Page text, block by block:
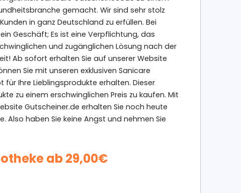
gemacht. Wir sind sehr stolz
in ganz Deutschland zu erfüllen. Bei
Geschäft; Es ist eine Verpflichtung, das
und zugänglichen Lösung nach der
Ab sofort erhalten Sie auf unserer Website
Sie mit unseren exklusiven Sanicare
Ihre Lieblingsprodukte erhalten. Dieser
zu einem erschwinglichen Preis zu kaufen. Mit
Gutscheiner.de erhalten Sie noch heute
Also haben Sie keine Angst und nehmen Sie
ab 29,00€